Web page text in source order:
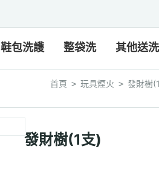
鞋包洗護 整袋洗 其他送洗
首頁 > 玩具煙火 > 發財樹
發財樹(1支)